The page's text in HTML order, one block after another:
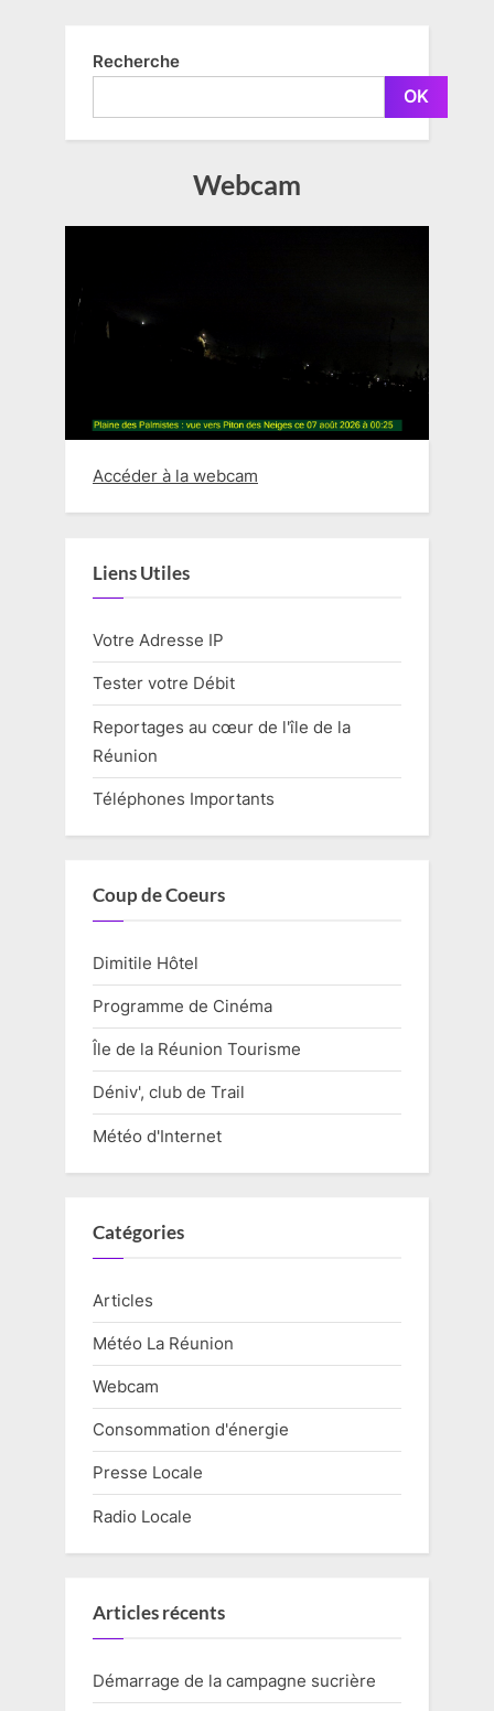
Recherche
OK
Webcam
Accéder à la webcam
Liens Utiles
Votre Adresse IP
Tester votre Débit
Reportages au cœur de l'île de la
Réunion
Téléphones Importants
Coup de Coeurs
Dimitile Hôtel
Programme de Cinéma
Île de la Réunion Tourisme
Déniv', club de Trail
Météo d'Internet
Catégories
Articles
Météo La Réunion
Webcam
Consommation d'énergie
Presse Locale
Radio Locale
Articles récents
Démarrage de la campagne sucrière